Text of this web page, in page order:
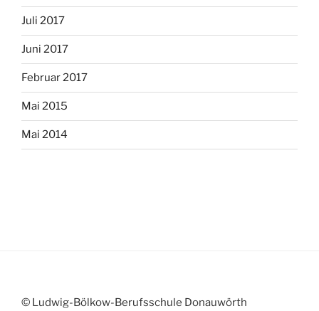
Juli 2017
Juni 2017
Februar 2017
Mai 2015
Mai 2014
© Ludwig-Bölkow-Berufsschule Donauwörth